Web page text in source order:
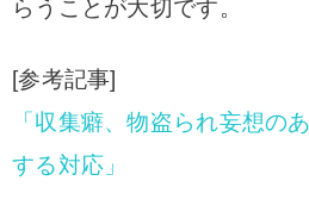
らうことが大切です。
[参考記事]
「収集癖、物盗られ妄想の
する対応」